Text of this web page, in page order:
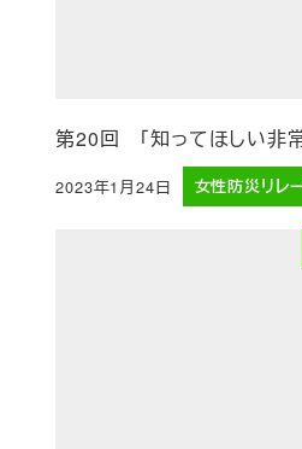
第20回 「知ってほしい非
投稿日
2023年1月24日 女性防災リレ